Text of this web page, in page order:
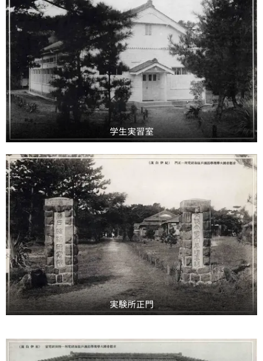
学生実習室
実験所正門